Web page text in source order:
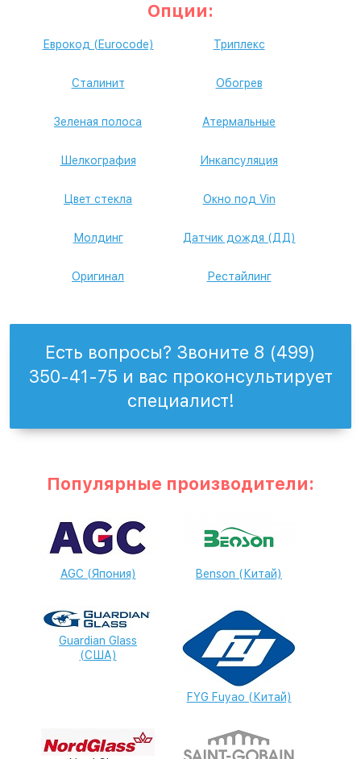
Опции:
Еврокод (Eurocode) Триплекс
Сталинит Обогрев
Зеленая полоса Атермальные
Шелкография Инкапсуляция
Цвет стекла Окно под Vin
Молдинг Датчик дождя (ДД)
Оригинал Рестайлинг
Есть вопросы? Звоните 8 (499)
350-41-75 и вас проконсультирует
специалист!
Популярные производители:
AGC (Япония) Benson (Китай)
Guardian Glass
(США)
FYG Fuyao (Китай)